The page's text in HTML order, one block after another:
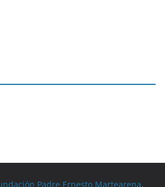
Padre Ernesto Martearena.